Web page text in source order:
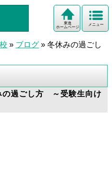
メニュー
東進
ホームページ
» ブログ » 冬休みの過ごし
過ごし方 ～受験生向け